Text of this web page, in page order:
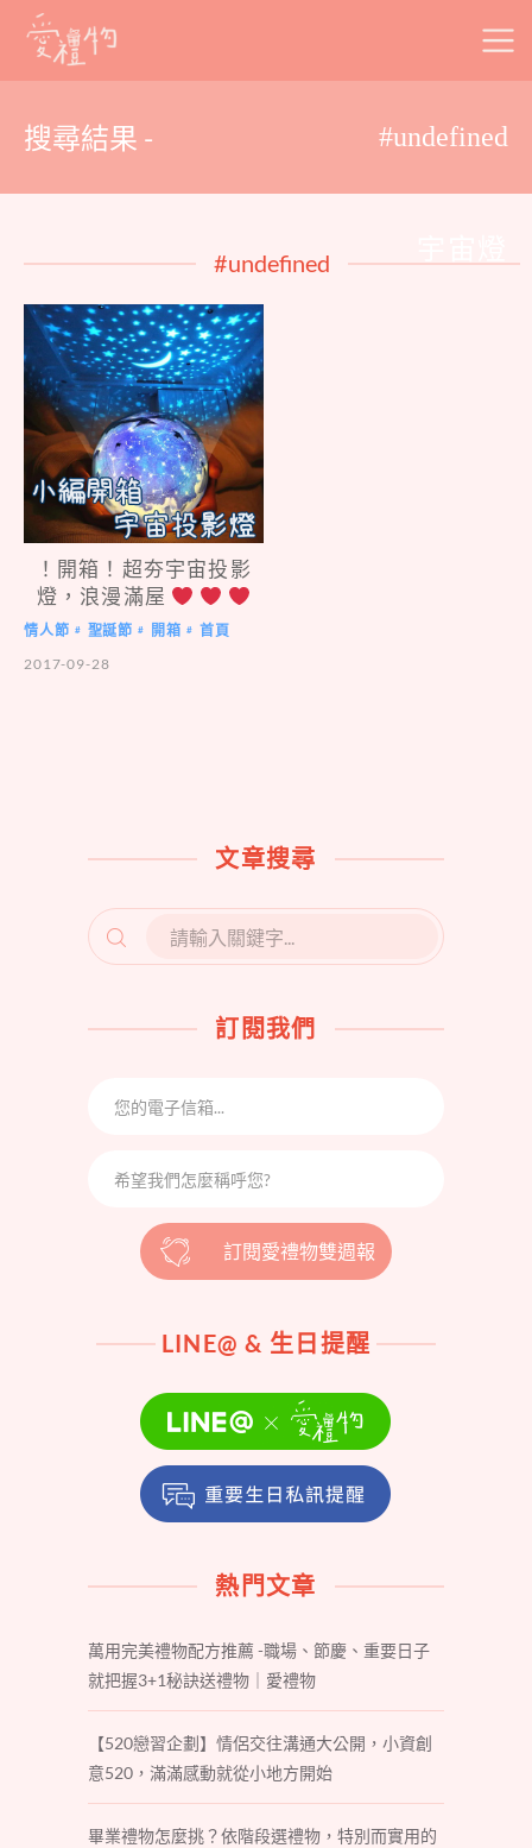
Skip
搜尋結果 - #undefined
#undefined
！開箱！超夯宇宙投影
燈，浪漫滿屋
情人節 # 聖誕節 # 開箱 #
首頁
2017-09-28
文章搜尋
SEARCH
FOR:
訂閱我們
訂閱愛禮物雙週報
LINE@ & 生日提醒
熱門文章
萬用完美禮物配方推薦 -職場、節慶、重要日子
就把握3+1秘訣送禮物｜愛禮物
【520戀習企劃】情侶交往溝通大公開，小資創
意520，滿滿感動就從小地方開始
畢業禮物怎麼挑？依階段選禮物，特別而實用的